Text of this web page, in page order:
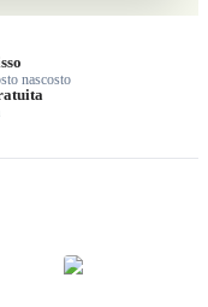
nascosto